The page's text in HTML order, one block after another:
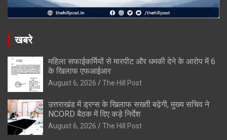
खबरे
महिला सफाईकर्मियों से मारपीट और धमकी देने के आरोप में 6
के खिलाफ एफआईआर
August 6, 2026 The Hill Post
उत्तराखंड में ड्रग्स के खिलाफ सख्ती बढ़ेगी, मुख्य सचिव ने
NCORD बैठक में दिए कड़े निर्देश
August 6, 2026 The Hill Post